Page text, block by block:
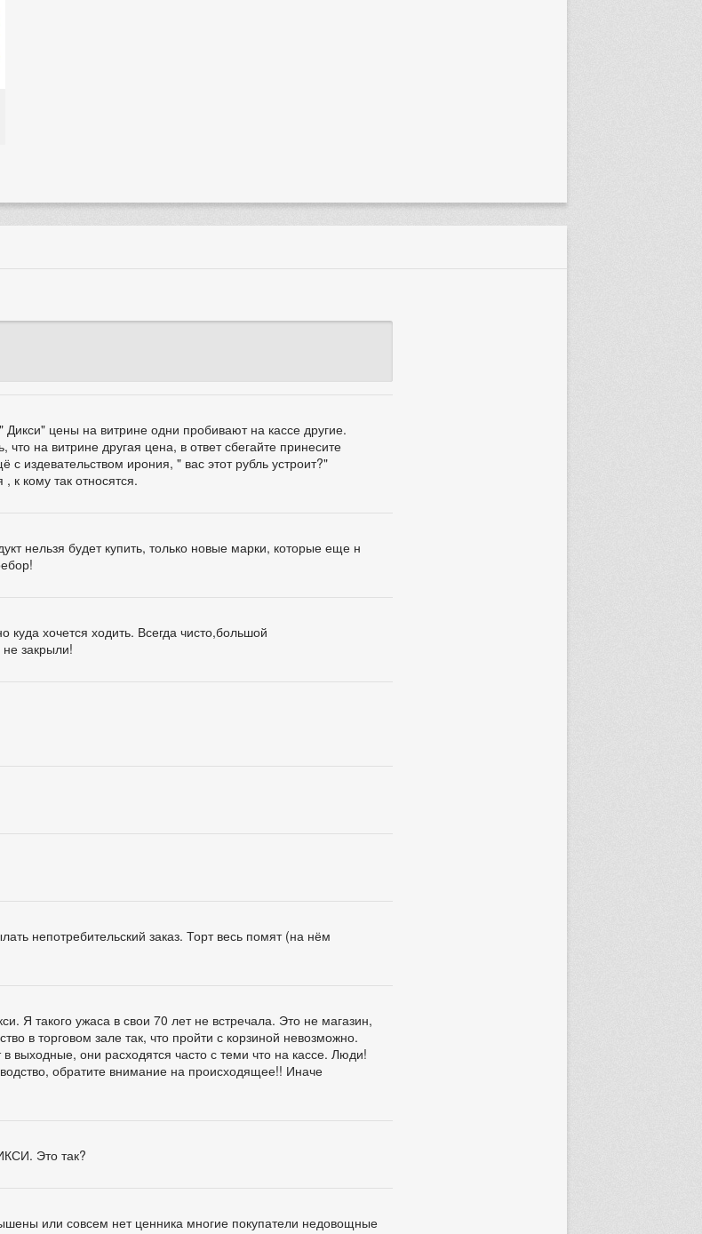
цены на витрине одни пробивают на кассе другие.
на витрине другая цена, в ответ сбегайте принесите
издевательством ирония, " вас этот рубль устроит?"
к кому так относятся.
нельзя будет купить, только новые марки, которые еще н
хочется ходить. Всегда чисто,большой
закрыли!
непотребительский заказ. Торт весь помят (на нём
Я такого ужаса в свои 70 лет не встречала. Это не магазин,
в торговом зале так, что пройти с корзиной невозможно.
выходные, они расходятся часто с теми что на кассе. Люди!
обратите внимание на происходящее!! Иначе
Это так?
или совсем нет ценника многие покупатели недовощные